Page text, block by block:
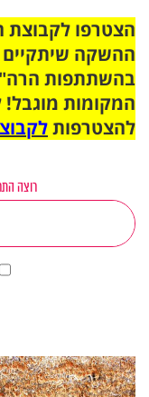
ההשקה
בהשתתפות
המקומות
להצטרפות
רוצה